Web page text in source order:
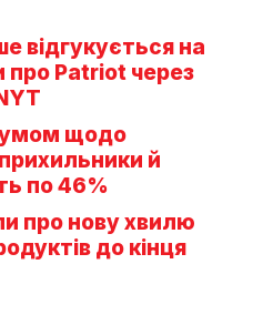
відгукується на
про Patriot через
щодо
й
по 46%
про нову хвилю
до кінця